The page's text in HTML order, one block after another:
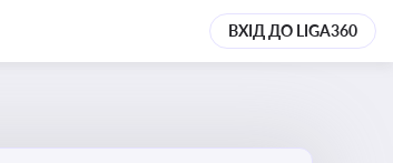
ВХІД ДО LIGA360